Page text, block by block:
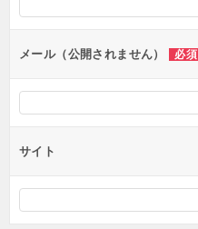
ョ
ンメール（公開されません） 必須
サイト